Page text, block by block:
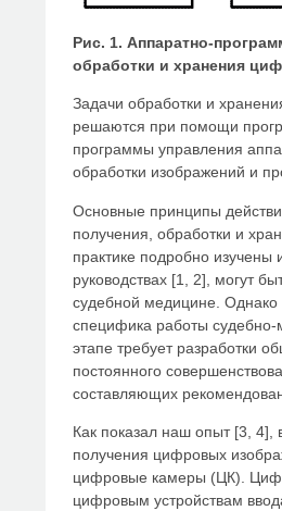
Рис. 1. Аппаратно-
обработки и хранения
Задачи обработки и
решаются при помощи
программы управления
обработки изображений и
Основные принципы
получения, обработки и
практике подробно
руководствах [1, 2], могут
судебной медицине. Однако
специфика работы
этапе требует разработки
постоянного
составляющих
Как показал наш опыт [3, 4],
получения цифровых
цифровые камеры (ЦК).
цифровым устройствам